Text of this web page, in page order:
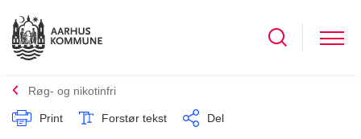
Røg- og nikotinfri
Print Forstør tekst Del